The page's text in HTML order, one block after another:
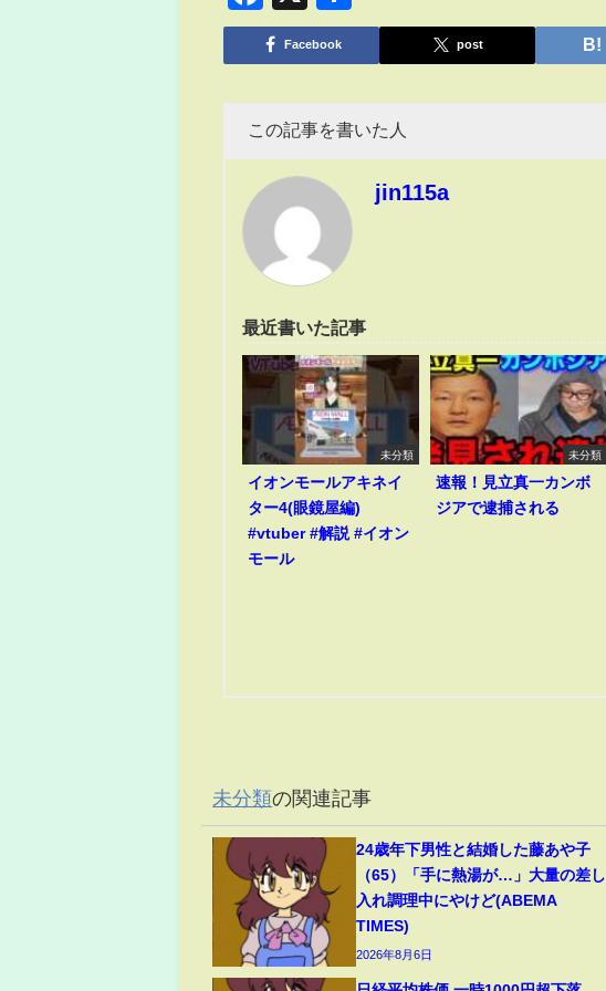
有
Facebook post
この記事を書いた人
jin115a
最近書いた記事
未分類
イオンモールアキネイ
ター4(眼鏡屋編)
#vtuber #解説 #イオン
モール
未分類
速報！見立真一カンボ
ジアで逮捕される
未分類の関連記事
24歳年下男性と結婚した藤あや子
（65）「手に熱湯が…」大量の差し
入れ調理中にやけど(ABEMA
TIMES)
2026年8月6日